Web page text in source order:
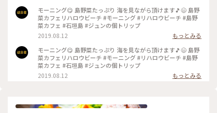
モーニング😋 島野菜たっぷり 海を見ながら頂けます🎵😉 島野
菜カフェリハロウビーチ #モーニング #リハロウビーチ #島野
菜カフェ #石垣島 #ジュンの個トリップ
2019.08.12
もっとみる
モーニング😋 島野菜たっぷり 海を見ながら頂けます🎵😉 島野
菜カフェリハロウビーチ #モーニング #リハロウビーチ #島野
菜カフェ #石垣島 #ジュンの個トリップ
2019.08.12
もっとみる